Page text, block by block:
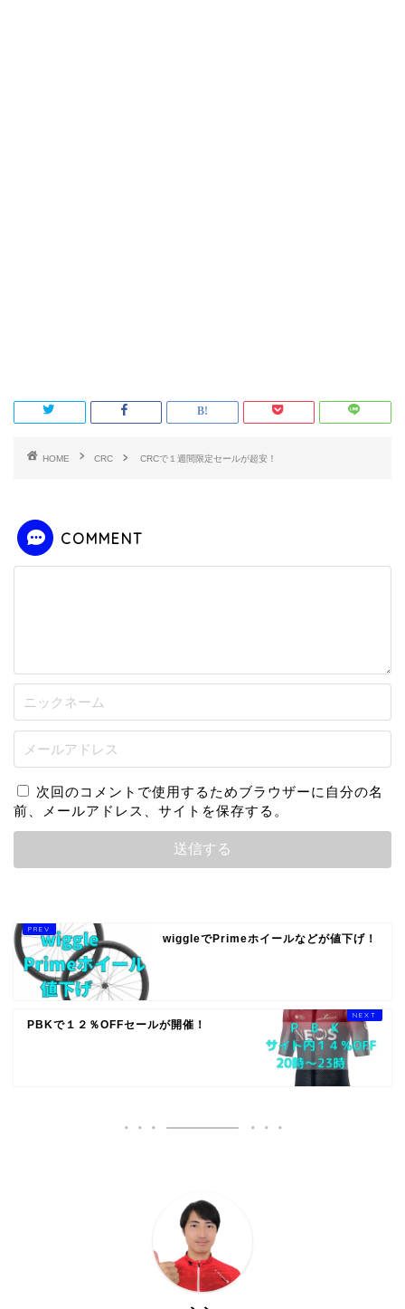
HOME CRC CRCで１週間限定セールが超安！
COMMENT
次回のコメントで使用するためブラウザーに自分の名
前、メールアドレス、サイトを保存する。
wiggleでPrimeホイールなどが値下げ！
PBKで１２％OFFセールが開催！